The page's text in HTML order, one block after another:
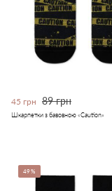
45 грн 89 грн
Шкарпетки з бавовною «Caution»
49%